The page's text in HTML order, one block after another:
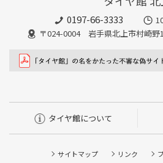
0197-66-3333
〒024-0004 岩手県北上市村崎野
タイヤ館について
サイトマップ リンク